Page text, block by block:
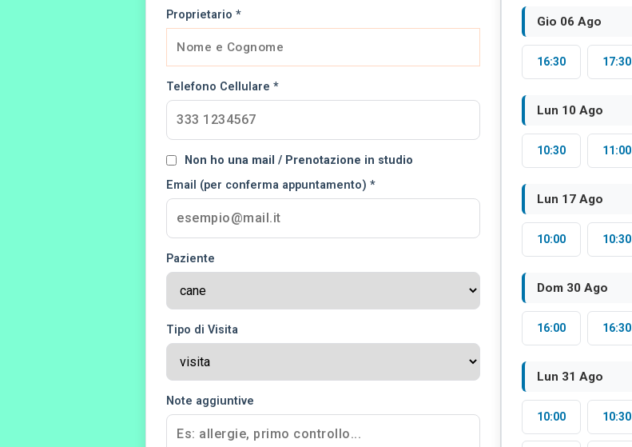
Proprietario *
Telefono Cellulare *
Non ho una mail / Prenotazione in studio
Email (per conferma appuntamento) *
Paziente
Tipo di Visita
Note aggiuntive
Gio 06 Ago
16:30 17:30
Lun 10 Ago
10:30 11:00
Lun 17 Ago
10:00 10:30
Dom 30 Ago
16:00 16:30
Lun 31 Ago
10:00 10:30